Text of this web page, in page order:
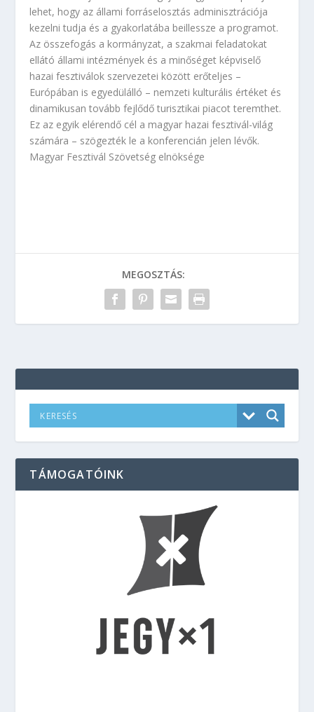
lehet, hogy az állami forráselosztás adminisztrációja
kezelni tudja és a gyakorlatába beillessze a programot.
Az összefogás a kormányzat, a szakmai feladatokat
ellátó állami intézmények és a minőséget képviselő
hazai fesztiválok szervezetei között erőteljes –
Európában is egyedülálló – nemzeti kulturális értéket és
dinamikusan tovább fejlődő turisztikai piacot teremthet.
Ez az egyik elérendő cél a magyar hazai fesztivál-világ
számára – szögezték le a konferencián jelen lévők.
Magyar Fesztivál Szövetség elnöksége
MEGOSZTÁS:
TÁMOGATÓINK